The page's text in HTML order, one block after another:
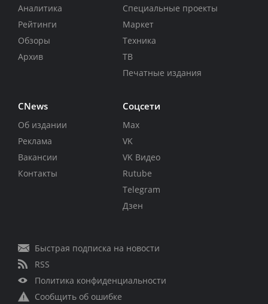
Аналитика
Рейтинги
Обзоры
Архив
Специальные проекты
Маркет
Техника
ТВ
Печатные издания
CNews
Об издании
Реклама
Вакансии
Контакты
Соцсети
Max
VK
VK Видео
Rutube
Telegram
Дзен
Быстрая подписка на новости
RSS
Политика конфиденциальности
Сообщить об ошибке